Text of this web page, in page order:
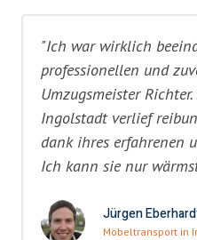
"Ich war wirklich
professionellen und
Umzugsmeister
Ingolstadt verlief
dank ihres erfahrenen
Ich kann sie nur
Jürgen
Möbeltransport in